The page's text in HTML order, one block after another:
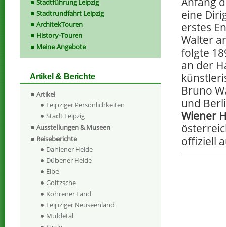
eine
erstes
Walter
folgte
an der
Bruno
und
Wiener
offiziell
Stadtrundfahrt Leipzig
ArchitekTouren
History-Touren
Meine Angebote
Artikel & Berichte
Artikel
Leipziger Persönlichkeiten
Stadt Leipzig
Ausstellungen & Museen
Reiseberichte
Dahlener Heide
Dübener Heide
Elbe
Goitzsche
Kohrener Land
Leipziger Neuseenland
Muldetal